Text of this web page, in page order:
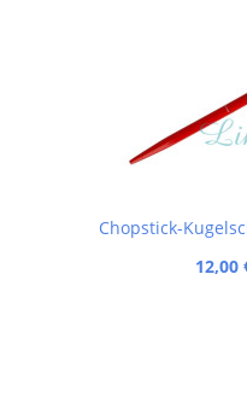
Chopstick-
12,00